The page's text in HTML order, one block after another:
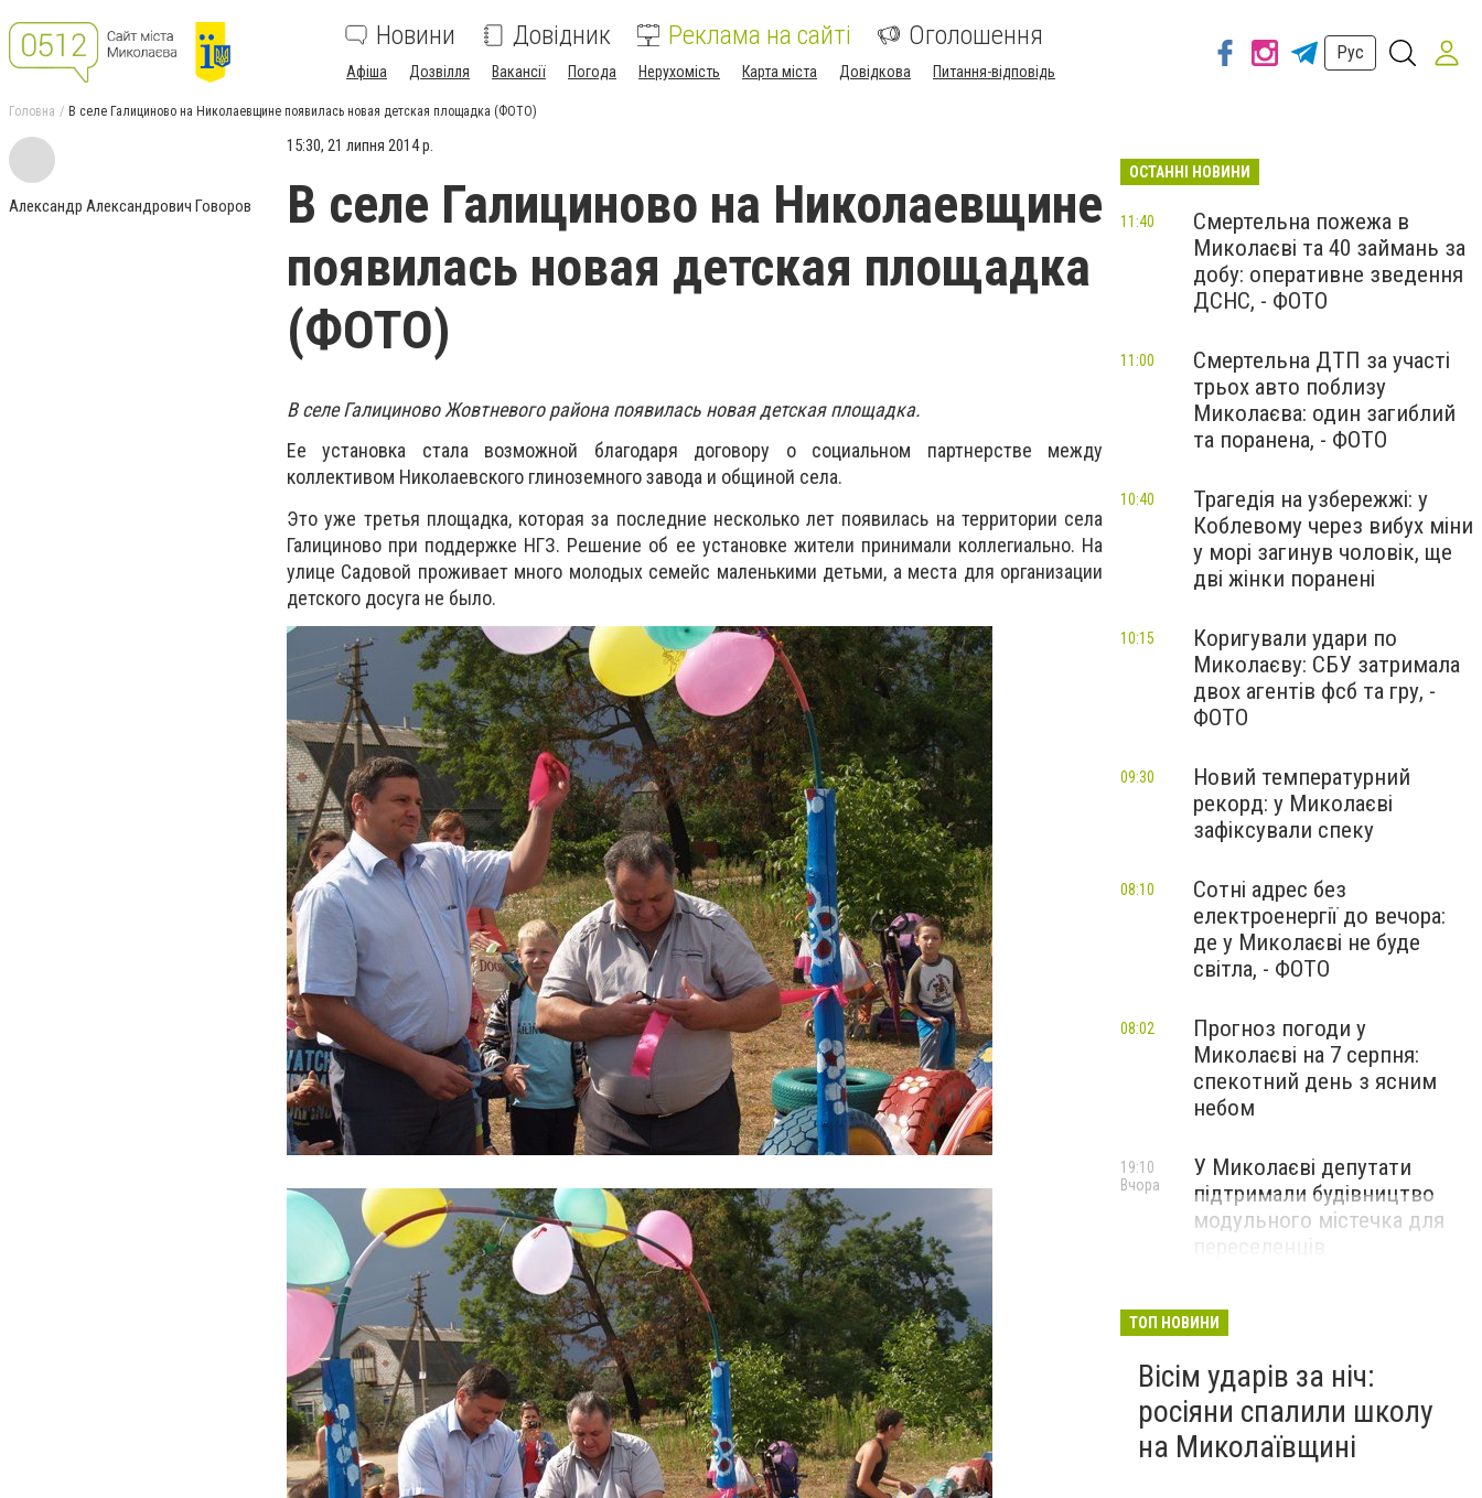
Новини Довідник Реклама на сайті Оголошення
Афіша Дозвілля Вакансії Погода Нерухомість Карта міста Довідкова Питання-відповідь
Рус
Головна В селе Галициново на Николаевщине появилась новая детская площадка (ФОТО)
Александр Александрович Говоров
15:30, 21 липня 2014 р.
В селе Галициново на Николаевщине
появилась новая детская площадка
(ФОТО)
В селе Галициново Жовтневого района появилась новая детская площадка.
Ее установка стала возможной благодаря договору о социальном партнерстве между
коллективом Николаевского глиноземного завода и общиной села.
Это уже третья площадка, которая за последние несколько лет появилась на территории села
Галициново при поддержке НГЗ. Решение об ее установке жители принимали коллегиально. На
улице Садовой проживает много молодых семейс маленькими детьми, а места для организации
детского досуга не было.
ОСТАННІ НОВИНИ
Смертельна пожежа в
Миколаєві та 40 займань за
добу: оперативне зведення
ДСНС, - ФОТО
11:40
Смертельна ДТП за участі
трьох авто поблизу
Миколаєва: один загиблий
та поранена, - ФОТО
11:00
Трагедія на узбережжі: у
Коблевому через вибух міни
у морі загинув чоловік, ще
дві жінки поранені
10:40
Коригували удари по
Миколаєву: СБУ затримала
двох агентів фсб та гру, -
ФОТО
10:15
Новий температурний
рекорд: у Миколаєві
зафіксували спеку
09:30
Сотні адрес без
електроенергії до вечора:
де у Миколаєві не буде
світла, - ФОТО
08:10
Прогноз погоди у
Миколаєві на 7 серпня:
спекотний день з ясним
небом
08:02
У Миколаєві депутати
підтримали будівництво
модульного містечка для
19:10
Вчора
ТОП НОВИНИ
Вісім ударів за ніч:
росіяни спалили школу
на Миколаївщині